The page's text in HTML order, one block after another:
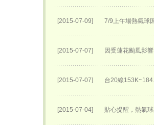
[2015-07-09] 7/9上午場熱氣球
[2015-07-07] 因受蓮花颱風影
[2015-07-07] 台20線
[2015-07-04] 貼心提醒，熱氣